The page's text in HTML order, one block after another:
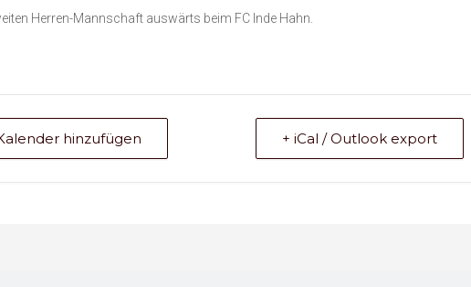
Herren-Mannschaft auswärts beim FC Inde Hahn.
hinzufügen + iCal / Outlook export